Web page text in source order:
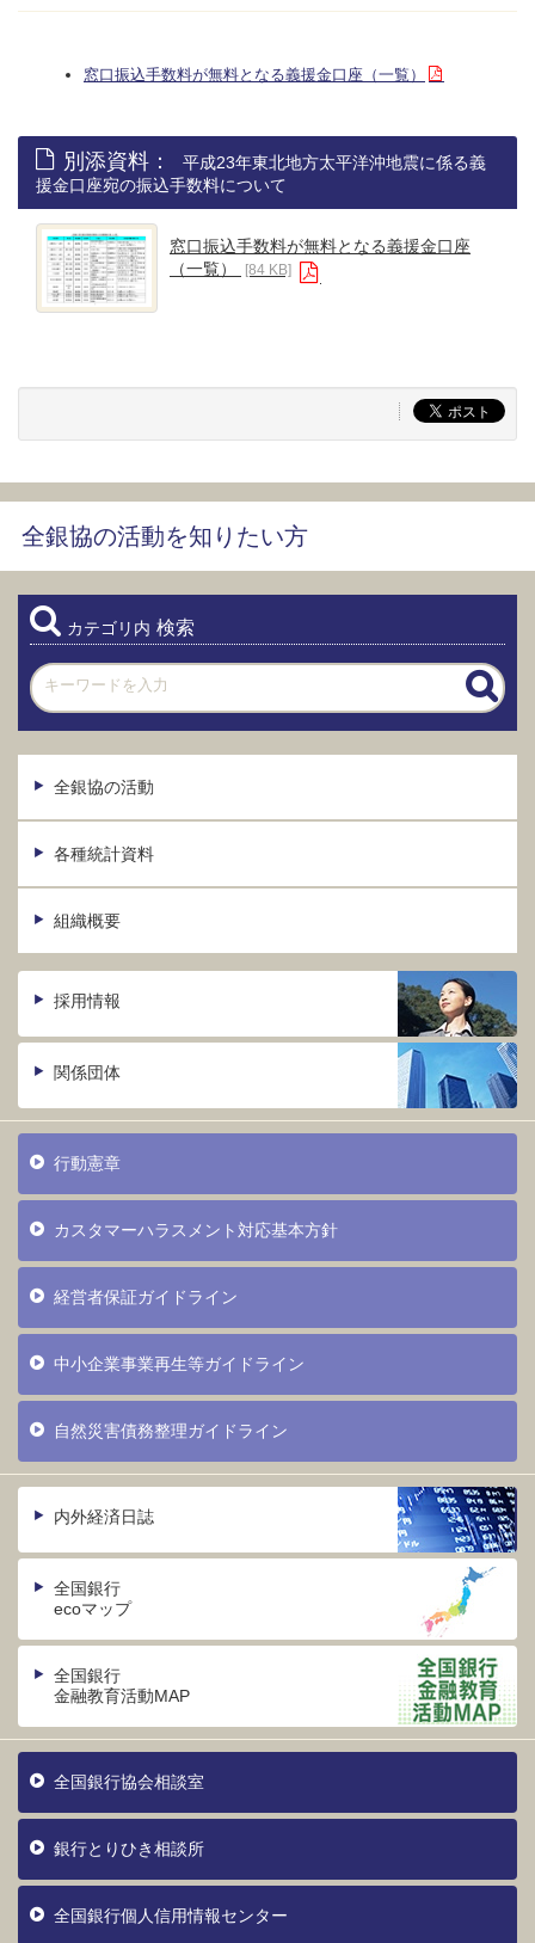
窓口振込手数料が無料となる義援金口座（一覧）
別添資料：
平成23年東北地方太平洋沖地震に係る義
援金口座宛の振込手数料について
窓口振込手数料が無料となる義援金口座
（一覧）
[84 KB]
全銀協の活動を知りたい方
カテゴリ内 検索
全銀協の活動
各種統計資料
組織概要
採用情報
関係団体
行動憲章
カスタマーハラスメント対応基本方針
経営者保証ガイドライン
中小企業事業再生等ガイドライン
自然災害債務整理ガイドライン
内外経済日誌
全国銀行
ecoマップ
全国銀行
金融教育活動MAP
全国銀行協会相談室
銀行とりひき相談所
全国銀行個人信用情報センター